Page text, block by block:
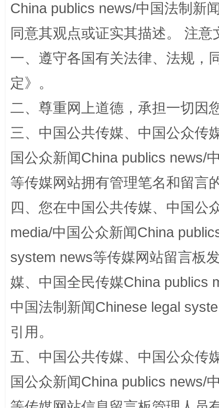
阿坝州三大球赛在茂县开幕 规模
国家大学科技园优化重塑工作
扯下公款旅游的“隐身衣” 如何以
China publics news/中国法制新
同意其观点或证实其描述。 注
一、遵守各国有关法律、法规，
定》。
二、尊重网上道德，承担一切因
三、中国公共传媒、中国公众传
国公众新闻China publics news/
等传媒网站拥有管理笔名和留言
四、您在中国公共传媒、中国公
media/中国公众新闻China
system news等传媒网站留言板
媒、中国全民传媒China publics
中国法制新闻Chinese legal
引用。
五、中国公共传媒、中国公众传
国公众新闻China publics news/